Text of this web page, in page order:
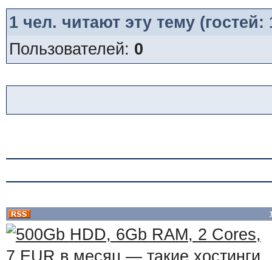
1чел. читают эту тему
Пользователей: 0